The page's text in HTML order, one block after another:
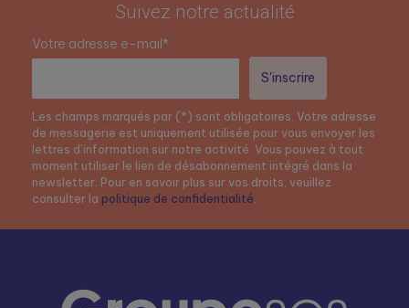
Suivez notre actualité
Votre adresse e-mail*
Les champs marqués par (*) sont obligatoires. Votre adresse
de messagerie est uniquement utilisée pour vous envoyer les
lettres d’information sur notre activité. Vous pouvez à tout
moment utiliser le lien de désabonnement intégré dans la
newsletter. Pour en savoir plus sur vos droits, veuillez
consulter la politique de confidentialité